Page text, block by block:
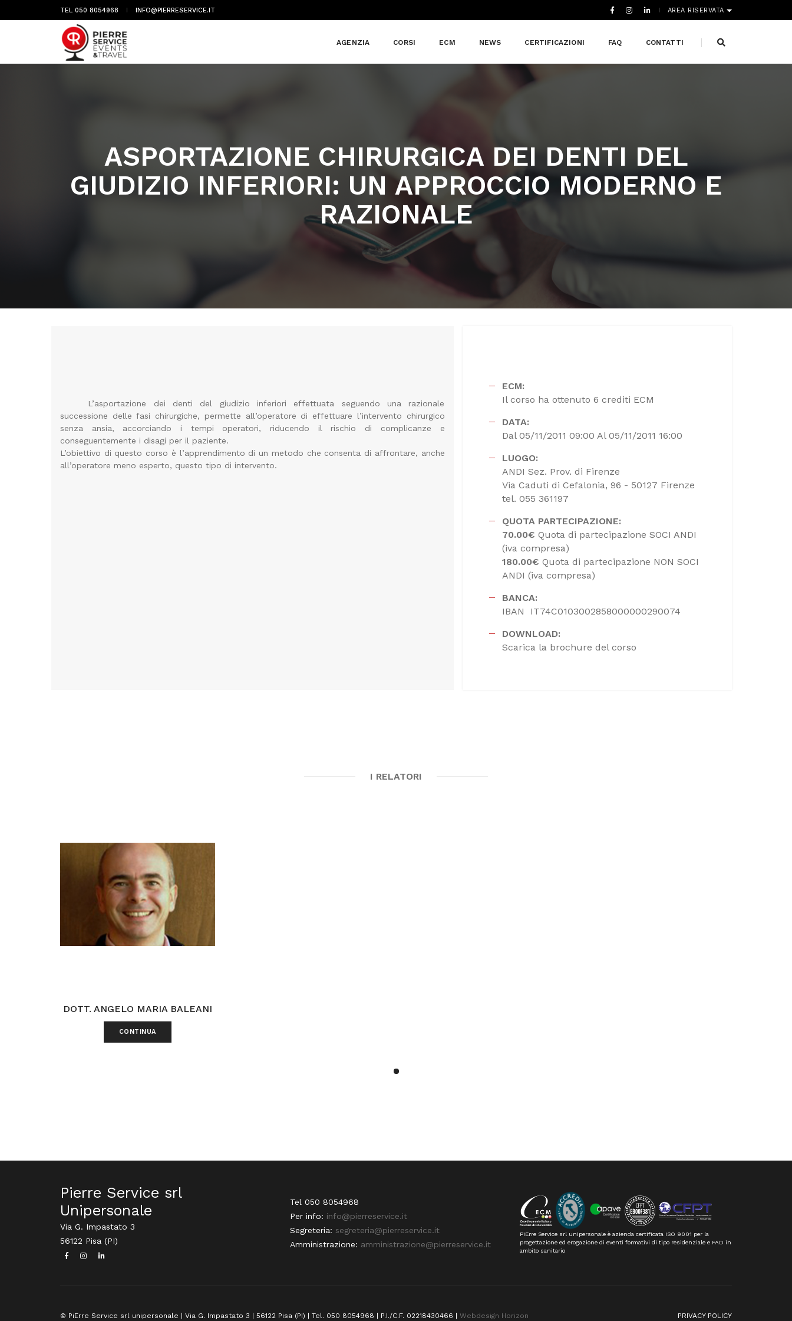
TEL 050 8054968 INFO@PIERRESERVICE.IT AREA RISERVATA
AGENZIA CORSI ECM NEWS CERTIFICAZIONI FAQ CONTATTI
ASPORTAZIONE CHIRURGICA DEI DENTI DEL
GIUDIZIO INFERIORI: UN APPROCCIO MODERNO E
RAZIONALE
L’asportazione dei denti del giudizio inferiori effettuata seguendo una razionale
successione delle fasi chirurgiche, permette all’operatore di effettuare l’intervento chirurgico
senza ansia, accorciando i tempi operatori, riducendo il rischio di complicanze e
conseguentemente i disagi per il paziente.
L’obiettivo di questo corso è l’apprendimento di un metodo che consenta di affrontare, anche
all’operatore meno esperto, questo tipo di intervento.
ECM:
Il corso ha ottenuto 6 crediti ECM
DATA:
Dal 05/11/2011 09:00 Al 05/11/2011 16:00
LUOGO:
ANDI Sez. Prov. di Firenze
Via Caduti di Cefalonia, 96 - 50127 Firenze
tel. 055 361197
QUOTA PARTECIPAZIONE:
70.00€ Quota di partecipazione SOCI ANDI
(iva compresa)
180.00€ Quota di partecipazione NON SOCI
ANDI (iva compresa)
BANCA:
IBAN IT74C0103002858000000290074
DOWNLOAD:
Scarica la brochure del corso
I RELATORI
DOTT. ANGELO MARIA BALEANI
CONTINUA
Pierre Service srl
Unipersonale
Via G. Impastato 3
56122 Pisa (PI)
Tel 050 8054968
Per info: info@pierreservice.it
Segreteria: segreteria@pierreservice.it
Amministrazione: amministrazione@pierreservice.it
PiErre Service srl unipersonale è azienda certificata ISO 9001 per la
progettazione ed erogazione di eventi formativi di tipo residenziale e FAD in
ambito sanitario
© PiErre Service srl unipersonale | Via G. Impastato 3 | 56122 Pisa (PI) | Tel. 050 8054968 | P.I./C.F. 02218430466 | Webdesign Horizon PRIVACY POLICY